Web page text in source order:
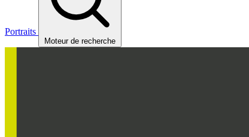
Portraits
Moteur de recherche